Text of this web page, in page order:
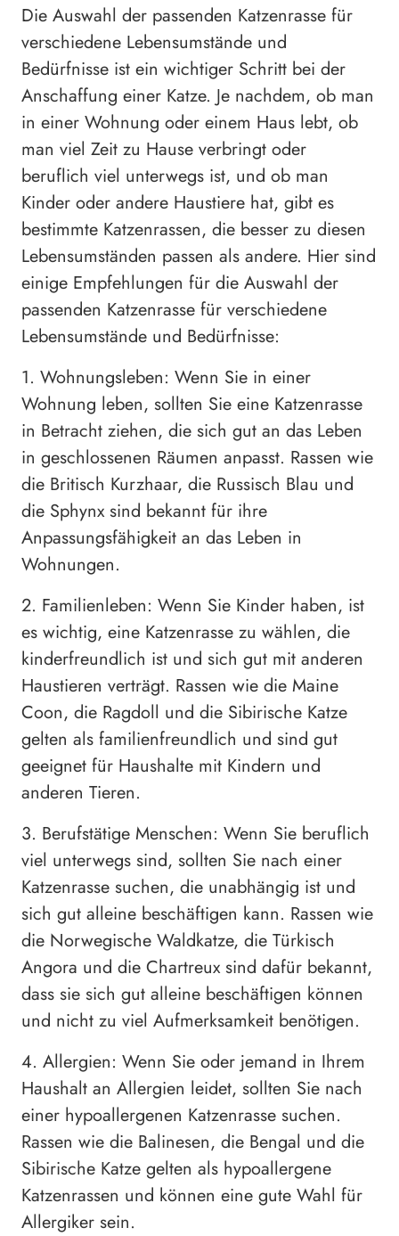
Die Auswahl der passenden Katzenrasse für
verschiedene Lebensumstände und
Bedürfnisse ist ein wichtiger Schritt bei der
Anschaffung einer Katze. Je nachdem, ob man
in einer Wohnung oder einem Haus lebt, ob
man viel Zeit zu Hause verbringt oder
beruflich viel unterwegs ist, und ob man
Kinder oder andere Haustiere hat, gibt es
bestimmte Katzenrassen, die besser zu diesen
Lebensumständen passen als andere. Hier sind
einige Empfehlungen für die Auswahl der
passenden Katzenrasse für verschiedene
Lebensumstände und Bedürfnisse:
1. Wohnungsleben: Wenn Sie in einer
Wohnung leben, sollten Sie eine Katzenrasse
in Betracht ziehen, die sich gut an das Leben
in geschlossenen Räumen anpasst. Rassen wie
die Britisch Kurzhaar, die Russisch Blau und
die Sphynx sind bekannt für ihre
Anpassungsfähigkeit an das Leben in
Wohnungen.
2. Familienleben: Wenn Sie Kinder haben, ist
es wichtig, eine Katzenrasse zu wählen, die
kinderfreundlich ist und sich gut mit anderen
Haustieren verträgt. Rassen wie die Maine
Coon, die Ragdoll und die Sibirische Katze
gelten als familienfreundlich und sind gut
geeignet für Haushalte mit Kindern und
anderen Tieren.
3. Berufstätige Menschen: Wenn Sie beruflich
viel unterwegs sind, sollten Sie nach einer
Katzenrasse suchen, die unabhängig ist und
sich gut alleine beschäftigen kann. Rassen wie
die Norwegische Waldkatze, die Türkisch
Angora und die Chartreux sind dafür bekannt,
dass sie sich gut alleine beschäftigen können
und nicht zu viel Aufmerksamkeit benötigen.
4. Allergien: Wenn Sie oder jemand in Ihrem
Haushalt an Allergien leidet, sollten Sie nach
einer hypoallergenen Katzenrasse suchen.
Rassen wie die Balinesen, die Bengal und die
Sibirische Katze gelten als hypoallergene
Katzenrassen und können eine gute Wahl für
Allergiker sein.